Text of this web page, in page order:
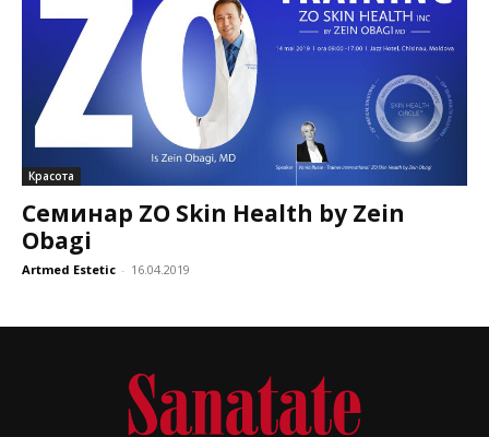
Красота
Семинар ZO Skin Health by Zein
Obagi
Artmed Estetic - 16.04.2019